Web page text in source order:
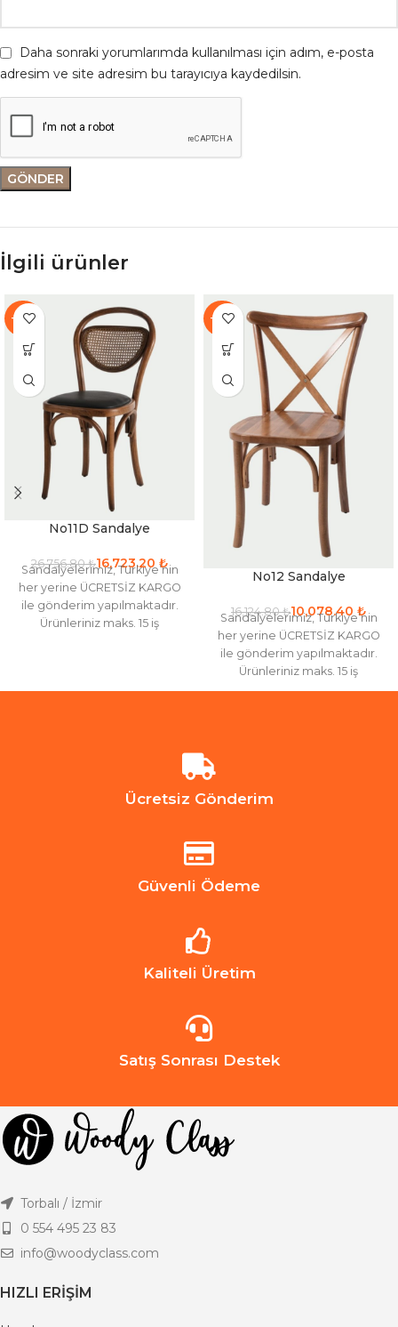
Daha sonraki yorumlarımda kullanılması için adım, e-posta
adresim ve site adresim bu tarayıcıya kaydedilsin.
İlgili ürünler
-37%
No11D Sandalye
26,756.80₺16,723.20 ₺
Sandalyelerimiz, Türkiye’nin
her yerine ÜCRETSİZ KARGO
ile gönderim yapılmaktadır.
Ürünleriniz maks. 15 iş
-37%
No12 Sandalye
16,124.80₺10,078.40 ₺
Sandalyelerimiz, Türkiye’nin
her yerine ÜCRETSİZ KARGO
ile gönderim yapılmaktadır.
Ürünleriniz maks. 15 iş
gününde kargoya verilir. Renk
Ücretsiz Gönderim
Güvenli Ödeme
Kaliteli Üretim
Satış Sonrası Destek
Torbalı / İzmir
0 554 495 23 83
info@woodyclass.com
HIZLI ERIŞIM